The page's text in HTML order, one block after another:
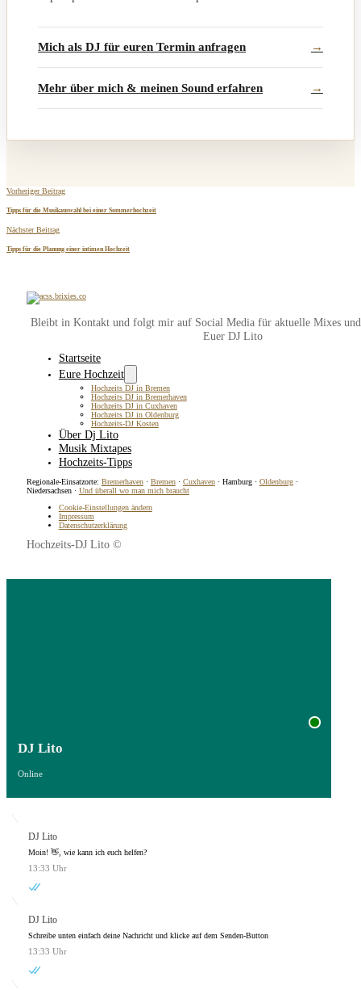
Mich als DJ für euren Termin anfragen
Mehr über mich & meinen Sound erfahren
Vorheriger Beitrag
Tipps für die Musikauswahl bei einer Sommerhochzeit
Nächster Beitrag
Tipps für die Planung einer intimen Hochzeit
Bleibt in Kontakt und folgt mir auf Social Media für aktuelle Mixes
Euer DJ Lito
Startseite
Eure Hochzeit
Hochzeits DJ in Bremen
Hochzeits DJ in Bremerhaven
Hochzeits DJ in Cuxhaven
Hochzeits DJ in Oldenburg
Hochzeits-DJ Kosten
Über Dj Lito
Musik Mixtapes
Hochzeits-Tipps
Regionale-Einsatzorte: Bremerhaven· Bremen· Cuxhaven· Hamburg · Oldenburg·
Niedersachsen · Und überall wo man mich braucht
Cookie-Einstellungen ändern
Impressum
Datenschutzerklärung
Hochzeits-DJ Lito ©
DJ Lito
Online
DJ Lito
Moin! 👋, wie kann ich euch helfen?
13:33 Uhr
DJ Lito
Schreibe unten einfach deine Nachricht und klicke auf dem Senden-Button
13:33 Uhr